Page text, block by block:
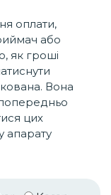
оплати,
або
як гроші
Вона
цих
апарату